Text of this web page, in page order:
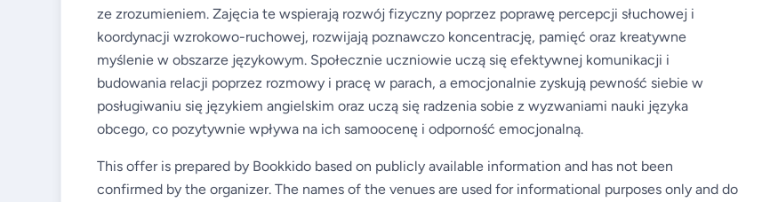
ze zrozumieniem. Zajęcia te wspierają rozwój fizyczny poprzez poprawę percepcji słuchowej i
koordynacji wzrokowo-ruchowej, rozwijają poznawczo koncentrację, pamięć oraz kreatywne
myślenie w obszarze językowym. Społecznie uczniowie uczą się efektywnej komunikacji i
budowania relacji poprzez rozmowy i pracę w parach, a emocjonalnie zyskują pewność siebie w
posługiwaniu się językiem angielskim oraz uczą się radzenia sobie z wyzwaniami nauki języka
obcego, co pozytywnie wpływa na ich samoocenę i odporność emocjonalną.
This offer is prepared by Bookkido based on publicly available information and has not been
confirmed by the organizer. The names of the venues are used for informational purposes only and do